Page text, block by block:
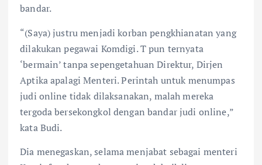
bandar.
“(Saya) justru menjadi korban pengkhianatan yang
dilakukan pegawai Komdigi. T pun ternyata
‘bermain’ tanpa sepengetahuan Direktur, Dirjen
Aptika apalagi Menteri. Perintah untuk menumpas
judi online tidak dilaksanakan, malah mereka
tergoda bersekongkol dengan bandar judi online,”
kata Budi.
Dia menegaskan, selama menjabat sebagai menteri